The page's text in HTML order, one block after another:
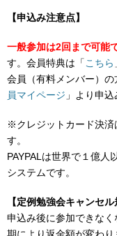
【申込み注意点】
一般参加は2回まで可能
す。会員特典は「 こちら
会員（有料メンバー）
員マイページ 」より申込
※クレジットカード決済
す。
PAYPALは世界で１億人
システムです。
【定例勉強会キャンセル
申込み後に参加できな
期により返金額が変わり